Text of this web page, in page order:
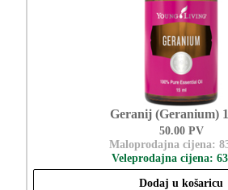
Geranij (Geranium)
50.00 PV
Maloprodajna cijena:
Veleprodajna cijena:
Dodaj u košaricu